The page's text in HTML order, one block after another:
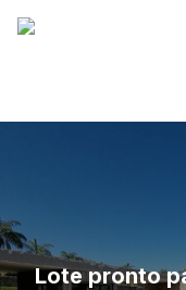
Lote pronto